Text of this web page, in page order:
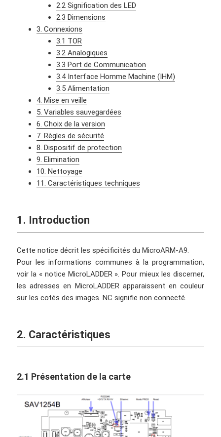
2.2 Signification des LED
2.3 Dimensions
3. Connexions
3.1 TOR
3.2 Analogiques
3.3 Port de Communication
3.4 Interface Homme Machine (IHM)
3.5 Alimentation
4. Mise en veille
5. Variables sauvegardées
6. Choix de la version
7. Règles de sécurité
8. Dispositif de protection
9. Elimination
10. Nettoyage
11. Caractéristiques techniques
1. Introduction
Cette notice décrit les spécificités du MicroARM-A9.
Pour les informations communes à la programmation,
voir la « notice MicroLADDER ». Pour mieux les discerner,
les adresses en MicroLADDER apparaissent en couleur
sur les cotés des images. NC signifie non connecté.
2. Caractéristiques
2.1 Présentation de la carte